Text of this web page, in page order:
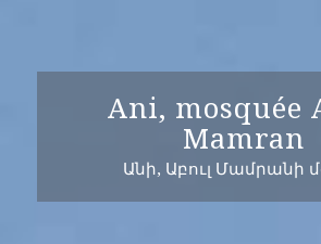
Ani, mosquée
Mamran
Անի, Աբուլ Մամրանի